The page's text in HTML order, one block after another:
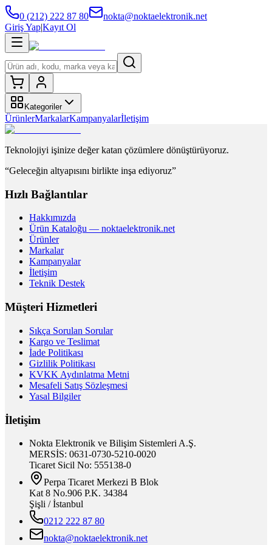
0 (212) 222 87 80
nokta@noktaelektronik.net
Giriş Yap|Kayıt Ol
Kategoriler
ÜrünlerMarkalarKampanyalarİletişim
Teknolojiyi işinize değer katan çözümlere dönüştürüyoruz.
“Geleceğin altyapısını birlikte inşa ediyoruz”
Hızlı Bağlantılar
Hakkımızda
Ürün Kataloğu — noktaelektronik.net
Ürünler
Markalar
Kampanyalar
İletişim
Teknik Destek
Müşteri Hizmetleri
Sıkça Sorulan Sorular
Kargo ve Teslimat
İade Politikası
Gizlilik Politikası
KVKK Aydınlatma Metni
Mesafeli Satış Sözleşmesi
Yasal Bilgiler
İletişim
Nokta Elektronik ve Bilişim Sistemleri A.Ş.
MERSİS: 0631-0730-5210-0020
Ticaret Sicil No: 555138-0
Perpa Ticaret Merkezi B Blok
Kat 8 No.906 P.K. 34384
Şişli / İstanbul
0212 222 87 80
nokta@noktaelektronik.net